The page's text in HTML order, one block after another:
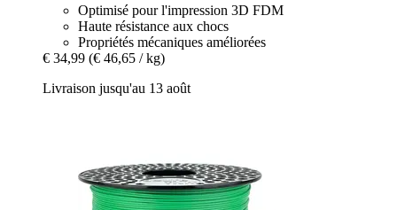
Optimisé pour l'impression 3D FDM
Haute résistance aux chocs
Propriétés mécaniques améliorées
€ 34,99 (€ 46,65 / kg)
Livraison jusqu'au 13 août